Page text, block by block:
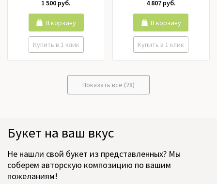
Орхидея, Пионовидные
розы, Пионы, Подсолнух,
Ранункулюс, Роза кустовая,
Розы российские, Розы
эквадор, Тюльпаны,
Фрезия, Хризантема,
1 500 руб.
Купить в 1 клик
В корзину
4 807 руб.
Купить в 1 клик
В корзину
Показать все (28)
Букет на ваш вкус
Не нашли свой букет из представленных? Мы
соберем авторскую композицию по вашим
пожеланиям!